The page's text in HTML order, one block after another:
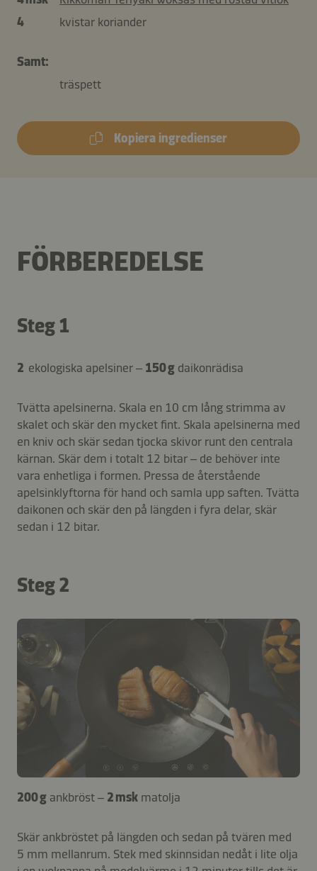
4
kvistar koriander
Samt:
träspett
Kopiera ingredienser
FÖRBEREDELSE
Steg 1
2 ekologiska apelsiner – 150 g daikonrädisa
Tvätta apelsinerna. Skala en 10 cm lång strimma av
skalet och skär den mycket fint. Skala apelsinerna med
en kniv och skär sedan tjocka skivor runt den centrala
kärnan. Skär dem i totalt 12 bitar – de behöver inte
vara enhetliga i formen. Pressa de återstående
apelsinklyftorna för hand och samla upp saften. Tvätta
daikonen och skär den på längden i fyra delar, skär
sedan i 12 bitar.
Steg 2
200 g ankbröst – 2 msk matolja
Skär ankbröstet på längden och sedan på tvären med
5 mm mellanrum. Stek med skinnsidan nedåt i lite olja